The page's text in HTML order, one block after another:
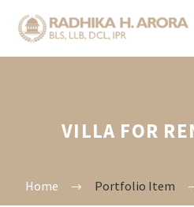
VILLA FOR
Home Portfolio Item